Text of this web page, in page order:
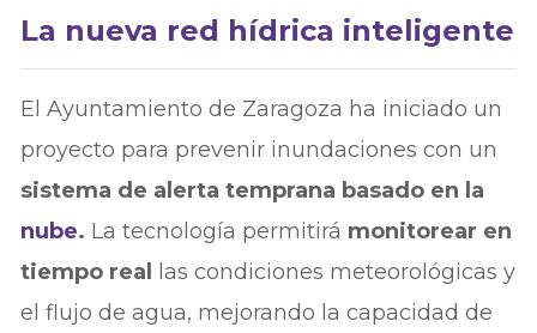
La nueva red hídrica inteligente
El Ayuntamiento de Zaragoza ha iniciado un
proyecto para prevenir inundaciones con un
sistema de alerta temprana basado en la
nube. La tecnología permitirá monitorear en
tiempo real
las condiciones meteorológicas y
el flujo de agua, mejorando la capacidad de